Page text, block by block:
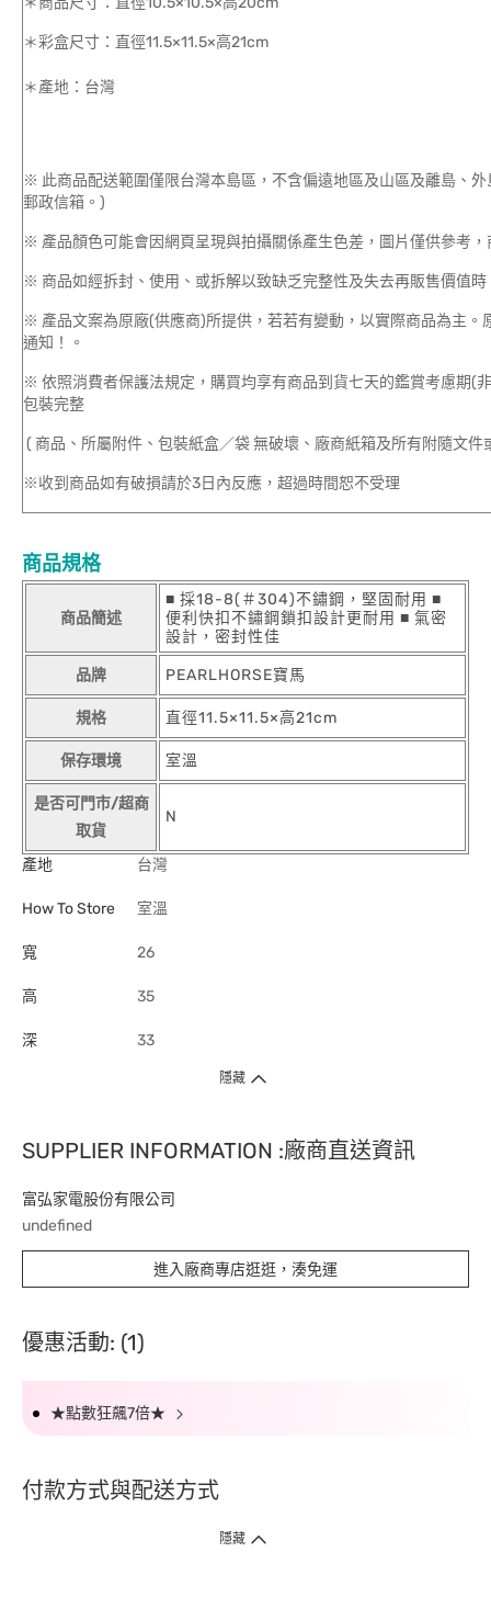
＊彩盒尺寸：直徑11.5×11.5×高21cm
＊產地：台灣
※ 此商品配送範圍僅限台灣本島區，不含偏遠地區及山區及離島、
郵政信箱。)
※ 產品顏色可能會因網頁呈現與拍攝關係產生色差，圖片僅供參考
※ 商品如經拆封、使用、或拆解以致缺乏完整性及失去再販售價值
※ 產品文案為原廠(供應商)所提供，若若有變動，以實際商品為主。
通知！。
※ 依照消費者保護法規定，購買均享有商品到貨七天的鑑賞考慮期(
包裝完整
( 商品、所屬附件、包裝紙盒／袋 無破壞、廠商紙箱及所有附隨文
※收到商品如有破損請於3日內反應，超過時間恕不受理
商品規格
商品簡述
■ 採18-8(＃304)不鏽鋼，堅固耐用 ■
便利快扣不鏽鋼鎖扣設計更耐用 ■ 氣密
設計，密封性佳
品牌 PEARLHORSE寶馬
規格 直徑11.5×11.5×高21cm
保存環境 室溫
是否可門市/超商
取貨
N
產地 台灣
How To Store 室溫
寬 26
高 35
深 33
隱藏
SUPPLIER INFORMATION :廠商直送資訊
富弘家電股份有限公司
undefined
進入廠商專店逛逛，湊免運
優惠活動: (1)
★點數狂飆7倍★
付款方式與配送方式
隱藏